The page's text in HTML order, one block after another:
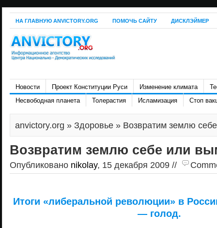
НА ГЛАВНУЮ ANVICTORY.ORG ПОМОЧЬ САЙТУ ДИСКЛЭЙМЕР
Новости Проект Конституции Руси Изменение климата
Несвободная планета
Толерастия Исламизация Стоп
anvictory.org » Здоровье » Возвратим землю
Возвратим землю себе или
Опубликовано nikolay, 15 декабря 2009 //
Итоги «либеральной революции» в
— голод.